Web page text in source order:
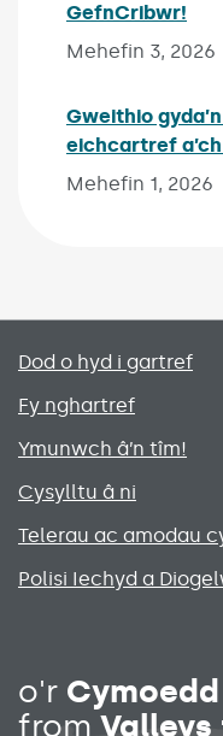
GefnCribwr!
Mehefin 3, 2026
Gweithio
eichcartref
Mehefin 1, 2026
Primary footer
Dod o hyd i gartref
Fy nghartref
Ymunwch â’n tîm!
Cysylltu â ni
Telerau ac amodau
Polisi Iechyd a
o'r
from